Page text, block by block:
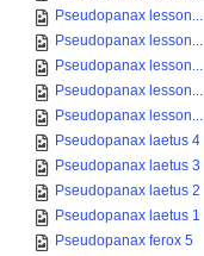
Pseudopanax lesson...
Pseudopanax lesson...
Pseudopanax lesson...
Pseudopanax lesson...
Pseudopanax lesson...
Pseudopanax laetus 4
Pseudopanax laetus 3
Pseudopanax laetus 2
Pseudopanax laetus 1
Pseudopanax ferox 5